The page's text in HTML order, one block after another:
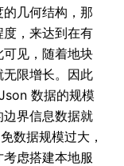
几何结构，那
，来达到在有
见，随着地块
限增长。因此
数据的规模
界信息数据就
数据规模过大，
虑搭建本地服